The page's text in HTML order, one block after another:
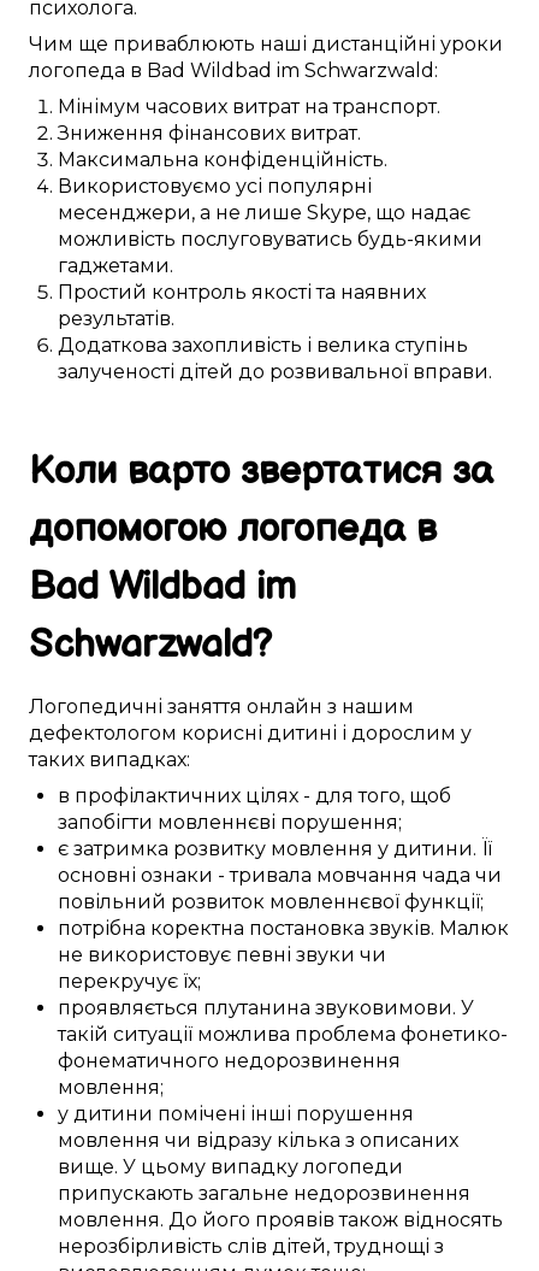
психолога.
Чим ще приваблюють наші дистанційні уроки
логопеда в Bad Wildbad im Schwarzwald :
Мінімум часових витратнатранспорт.
Зниження фінансових витрат.
Максимальна конфіденційність.
Використовуємо усі популярні
месенджери, а не лише Skype, що надає
можливість послуговуватись будь-якими
гаджетами.
Простий контроль якості та наявних
результатів.
Додаткова захопливість і велика ступінь
залученості дітей до розвивальної вправи.
Коли вартозвертатися за
допомогоюлогопеда в
Bad Wildbad im
Schwarzwald?
Логопедичні заняття онлайн з нашим
дефектологом корисні дитині і дорослим у
таких випадках:
в профілактичних цілях - для того, щоб
запобігти мовленнєві порушення;
є затримка розвитку мовлення у дитини. Її
основні ознаки -тривала мовчання чада чи
повільний розвиток мовленнєвої функції;
потрібна коректна постановка звуків. Малюк
не використовує певні звуки чи
перекручує їх;
проявляється плутанина звуковимови. У
такій ситуації можлива проблема фонетико-
фонематичного недорозвинення
мовлення;
у дитини помічені інші порушення
мовлення чи відразу кілька з описаних
вище. У цьому випадкулогопеди
припускають загальне недорозвинення
мовлення. До його проявів також відносять
нерозбірливість слів дітей,труднощі з